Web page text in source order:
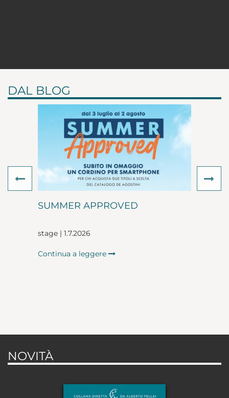
DAL BLOG
SUMMER APPROVED
stage | 1.7.2026
Continua a leggere
Previous
NOVITÀ